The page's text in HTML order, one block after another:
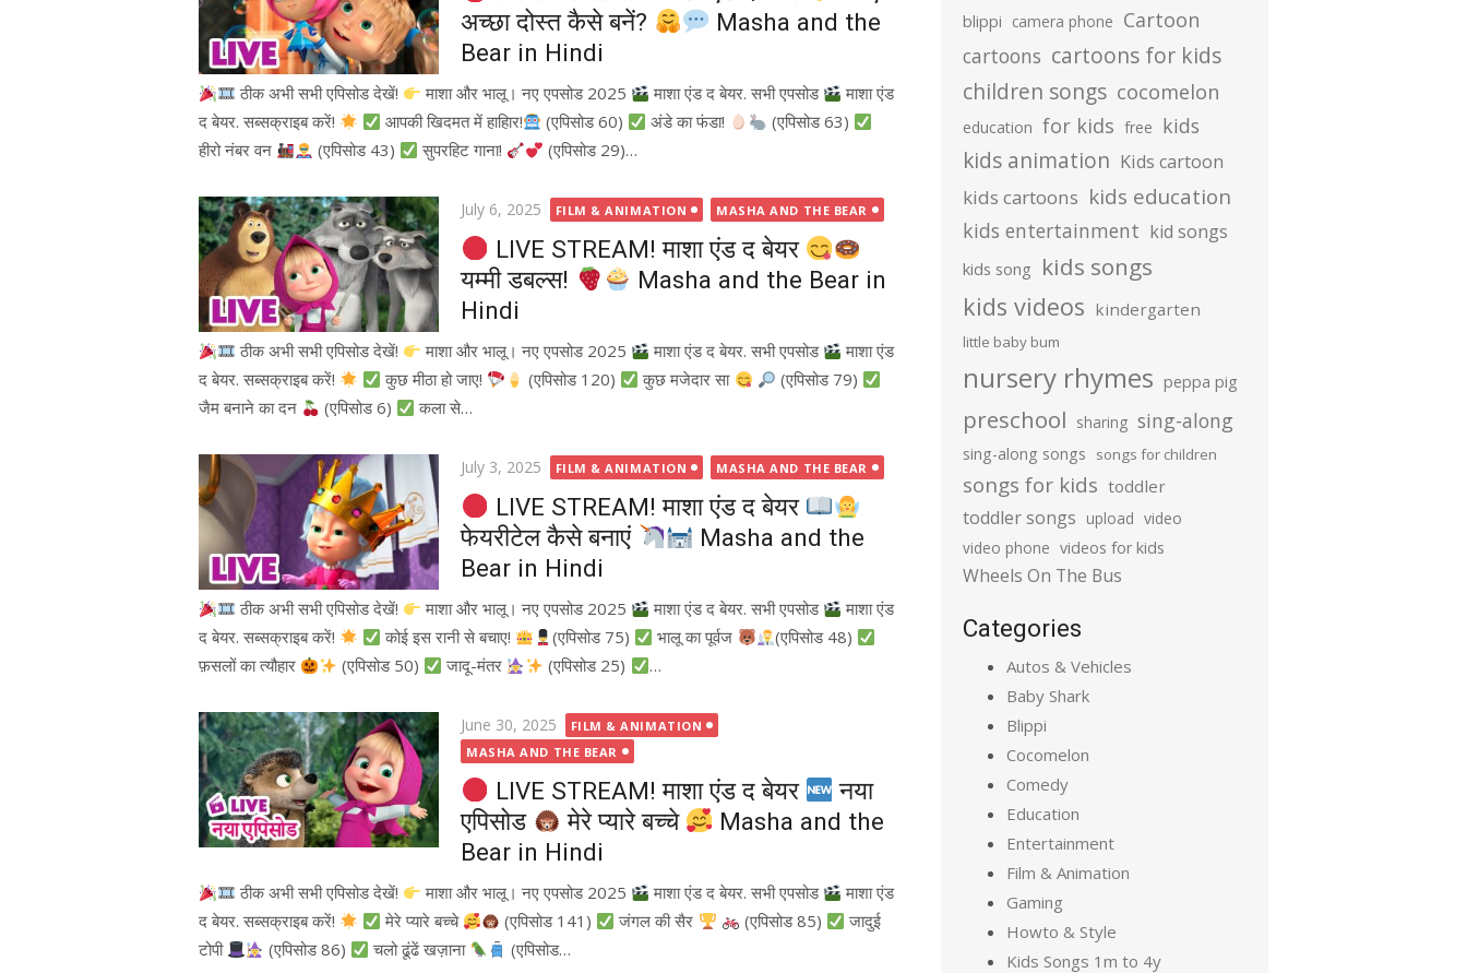
अच्छा दोस्त कैसे बनें?
Masha and the
Bear in Hindi
ठीक अभी सभी एपिसोड देखें! माशा और भालू। नए एपसोड 2025 माशा एंड द बेयर. सभी एपसोड
माशा एंड
द बेयर. सब्सक्राइब करें!
आपकी खिदमत में हाहािर! (एपिसोड 60) अंडे का फंडा!
(एपिसोड 63)
हीरो नंबर वन
(एपिसोड 43) सुपरहिट गाना! (एपिसोड 29)…
Posted
on
July 6, 2025 FILM & ANIMATION MASHA AND THE BEAR
LIVE STREAM! माशा एंड द बेयर
यम्मी डबल्स!
Masha and the Bear in
Hindi
ठीक अभी सभी एपिसोड देखें! माशा और भालू। नए एपसोड 2025 माशा एंड द बेयर. सभी एपसोड
माशा एंड
द बेयर. सब्सक्राइब करें!
कुछ मीठा हो जाए! (एपिसोड 120) कुछ मजेदार सा
(एपिसोड 79)
जैम बनाने का दन
(एपिसोड 6) कला से…
Posted
on
July 3, 2025 FILM & ANIMATION MASHA AND THE BEAR
LIVE STREAM! माशा एंड द बेयर
फेयरीटेल कैसे बनाएं
Masha and the
Bear in Hindi
ठीक अभी सभी एपिसोड देखें! माशा और भालू। नए एपसोड 2025 माशा एंड द बेयर. सभी एपसोड
माशा एंड
द बेयर. सब्सक्राइब करें!
कोई इस रानी से बचाए! (एपिसोड 75) भालू का पूर्वज
(एपिसोड 48)
फ़सलों का त्यौहार
(एपिसोड 50) जादू-मंतर (एपिसोड 25) …
Posted
on
June 30, 2025
FILM & ANIMATION
MASHA AND THE BEAR
LIVE STREAM! माशा एंड द बेयर
नया
एपिसोड
मेरे प्यारे बच्चे
Masha and the
Bear in Hindi
ठीक अभी सभी एपिसोड देखें! माशा और भालू। नए एपसोड 2025 माशा एंड द बेयर. सभी एपसोड
माशा एंड
द बेयर. सब्सक्राइब करें!
मेरे प्यारे बच्चे (एपिसोड 141) जंगल की सैर (एपिसोड 85)
जादुई
टोपी
(एपिसोड 86) चलो ढूंढें खज़ाना (एपिसोड…
blippi camera phone Cartoon
cartoons cartoons for kids
children songs cocomelon
education for kids free kids
kids animation Kids cartoon
kids cartoons kids education
kids entertainment kid songs
kids song kids songs
kids videos kindergarten
little baby bum
nursery rhymes peppa pig
preschool sharing sing-along
sing-along songs songs for children
songs for kids toddler
toddler songs upload video
video phone videos for kids
Wheels On The Bus
Categories
Autos & Vehicles
Baby Shark
Blippi
Cocomelon
Comedy
Education
Entertainment
Film & Animation
Gaming
Howto & Style
Kids Songs 1m to 4y